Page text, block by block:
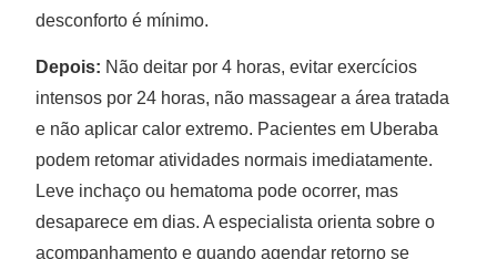
desconforto é mínimo.
Depois: Não deitar por 4 horas, evitar exercícios
intensos por 24 horas, não massagear a área tratada
e não aplicar calor extremo. Pacientes em Uberaba
podem retomar atividades normais imediatamente.
Leve inchaço ou hematoma pode ocorrer, mas
desaparece em dias. A especialista orienta sobre o
acompanhamento e quando agendar retorno se